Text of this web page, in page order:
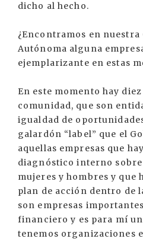
dicho al hecho.
¿Encontramos en nuestra
Autónoma alguna
ejemplarizante en estas
En este momento hay
comunidad, que son
igualdad de
galardón “label” que el
aquellas empresas que
diagnóstico interno
mujeres y hombres y que
plan de acción dentro de
son empresas
financiero y es para mí
tenemos organizaciones